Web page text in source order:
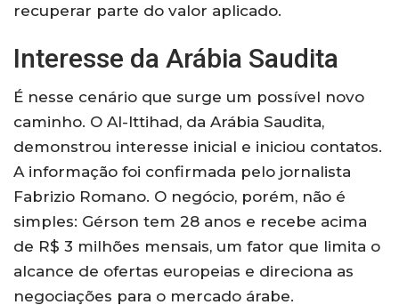
recuperar parte do valor aplicado.
Interesse da Arábia Saudita
É nesse cenário que surge um possível novo
caminho. O Al-Ittihad, da Arábia Saudita,
demonstrou interesse inicial e iniciou contatos.
A informação foi confirmada pelo jornalista
Fabrizio Romano. O negócio, porém, não é
simples: Gérson tem 28 anos e recebe acima
de R$ 3 milhões mensais, um fator que limita o
alcance de ofertas europeias e direciona as
negociações para o mercado árabe.